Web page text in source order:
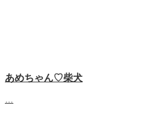
あめちゃん♡‬柴犬